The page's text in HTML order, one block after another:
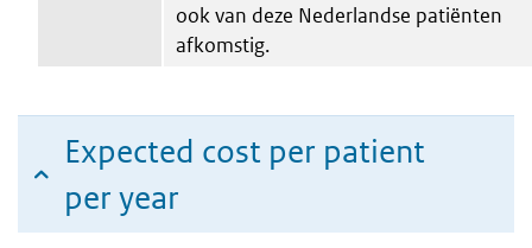
ook van deze Nederlandse patiënten
afkomstig.
Expected cost per patient
per year